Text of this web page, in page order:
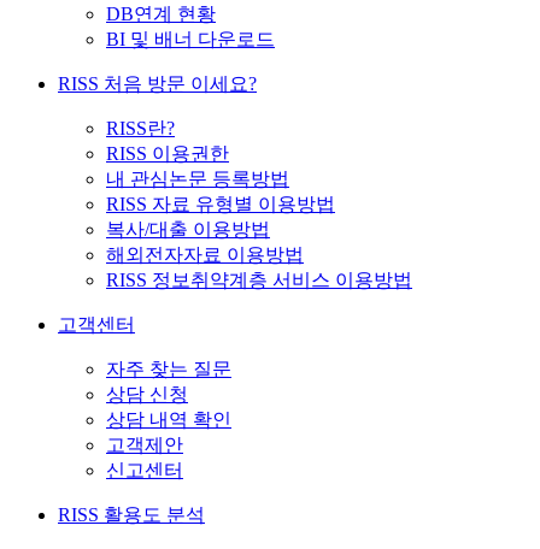
DB연계 현황
BI 및 배너 다운로드
RISS 처음 방문 이세요?
RISS란?
RISS 이용권한
내 관심논문 등록방법
RISS 자료 유형별 이용방법
복사/대출 이용방법
해외전자자료 이용방법
RISS 정보취약계층 서비스 이용방법
고객센터
자주 찾는 질문
상담 신청
상담 내역 확인
고객제안
신고센터
RISS 활용도 분석